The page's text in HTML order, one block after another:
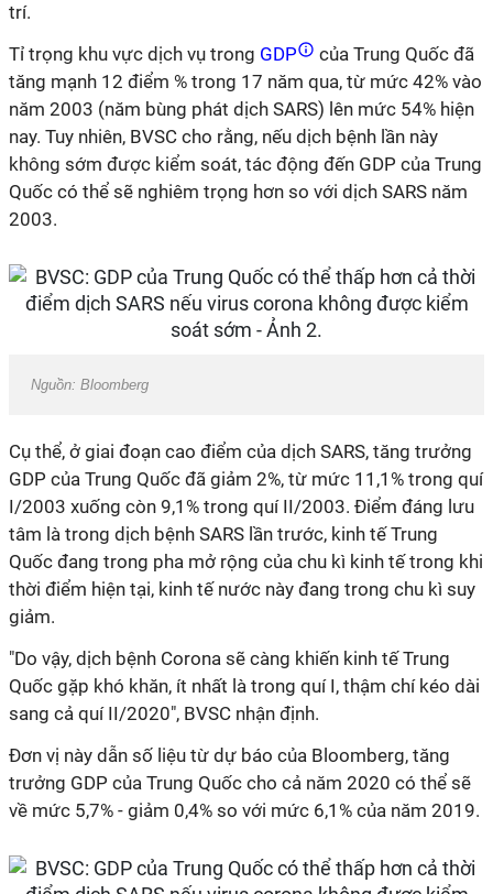
trí.
Tỉ trọng khu vực dịch vụ trong GDP
của Trung Quốc đã
tăng mạnh 12 điểm % trong 17 năm qua, từ mức 42% vào
năm 2003 (năm bùng phát dịch SARS) lên mức 54% hiện
nay. Tuy nhiên, BVSC cho rằng, nếu dịch bệnh lần này
không sớm được kiểm soát, tác động đến GDP của Trung
Quốc có thể sẽ nghiêm trọng hơn so với dịch SARS năm
2003.
Nguồn: Bloomberg
Cụ thể, ở giai đoạn cao điểm của dịch SARS, tăng trưởng
GDP của Trung Quốc đã giảm 2%, từ mức 11,1% trong quí
I/2003 xuống còn 9,1% trong quí II/2003. Điểm đáng lưu
tâm là trong dịch bệnh SARS lần trước, kinh tế Trung
Quốc đang trong pha mở rộng của chu kì kinh tế trong khi
thời điểm hiện tại, kinh tế nước này đang trong chu kì suy
giảm.
"Do vậy, dịch bệnh Corona sẽ càng khiến kinh tế Trung
Quốc gặp khó khăn, ít nhất là trong quí I, thậm chí kéo dài
sang cả quí II/2020", BVSC nhận định.
Đơn vị này dẫn số liệu từ dự báo của Bloomberg, tăng
trưởng GDP của Trung Quốc cho cả năm 2020 có thể sẽ
về mức 5,7% - giảm 0,4% so với mức 6,1% của năm 2019.